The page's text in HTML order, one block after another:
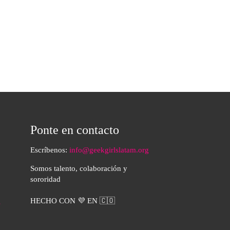
Ponte en contacto
Escríbenos: info@geekgirlslatam.org
Somos talento, colaboración y
sororidad
HECHO CON 💜 EN 🇨🇴